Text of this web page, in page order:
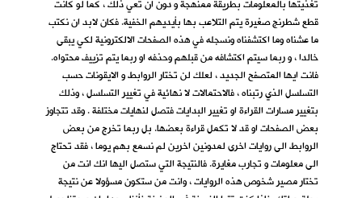
تغذيتها بالمعلومات بطريقة ممنهجة و دون ان تعي ذلك ، كما لو كانت
قطع شطرنج صغيرة يتم التلاعب بها بأيديهم الخفية. فكان لابد ان نكتب
ما عشناه وما اكتشفناه ونسجله في هذه الصفحات الالكترونية لكي يبقى
خالدا ، و ربما سيتم اكتشافه من قبلهم وحذفه او ربما يتم تزييف محتواه.
فانت ايها المتصفح الجديد ، لعلك لن تختار الروابط و الايقونات حسب
التسلسل الذي رتبناه ، فالاحتمالات لا نهائية في تغيير التسلسل ، وذلك
بتغيير مسارات القراءة او تغيير البدايات فتصل لنهايات مختلفة . وقد تتجاوز
بعض الصفحات او قد لا تكمل قراءة بعضها. بل ربما تخرج من بعض
الروابط الى روايات اخرى لمدونين اخرين لم نسمع بهم يوما ، فقد تحتاج
الى معلومات و تجارب مغايرة. فالنتيجة التي ستصل اليها انك انت من
تختار مصير شخوص هذه الروايات ، وانت من ستكون مسؤولا عن نتيجة